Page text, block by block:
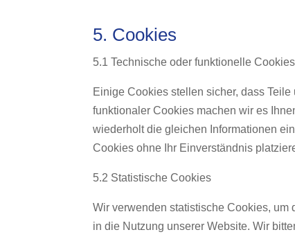
5. Cookies
5.1 Technische oder funktionelle Cookies
Einige Cookies stellen sicher, dass
funktionaler Cookies machen wir es
wiederholt die gleichen Informationen
Cookies ohne Ihr Einverständnis
5.2 Statistische Cookies
Wir verwenden statistische Cookies,
in die Nutzung unserer Website. Wir